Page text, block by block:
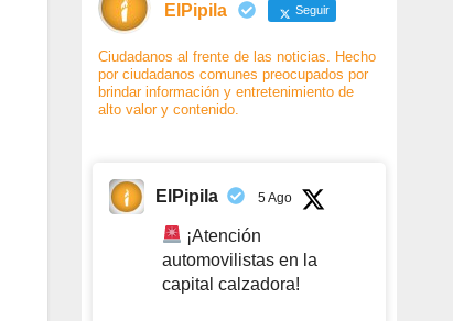
ElPipila Seguir
Ciudadanos al frente de las noticias. Hecho
por ciudadanos comunes preocupados por
brindar información y entretenimiento de
alto valor y contenido.
ElPipila 5 Ago
¡Atención
automovilistas en la
capital calzadora!